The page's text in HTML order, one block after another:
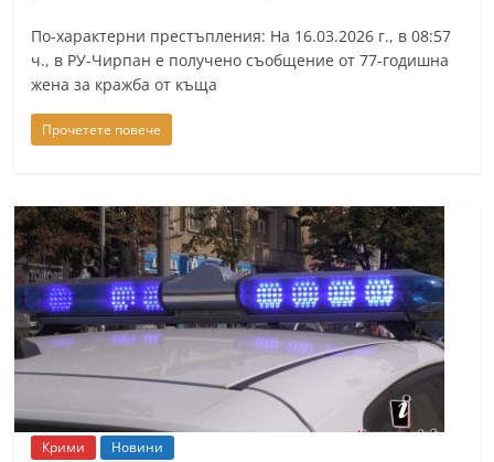
По-характерни престъпления: На 16.03.2026 г., в 08:57
ч., в РУ-Чирпан е получено съобщение от 77-годишна
жена за кражба от къща
Прочетете повече
Крими Новини